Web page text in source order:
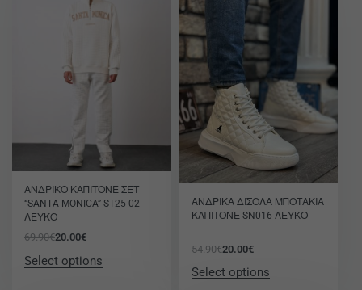
ΑΝΔΡΙΚΟ ΚΑΠΙΤΟΝΕ ΣΕΤ
“SANTA MONICA” ST25-02
ΛΕΥΚΟ
69.90€20.00€
Select options
ΑΝΔΡΙΚΑ ΔΙΣΟΛΑ ΜΠΟΤΑΚΙΑ
ΚΑΠΙΤΟΝΕ SN016 ΛΕΥΚΟ
54.90€20.00€
Select options